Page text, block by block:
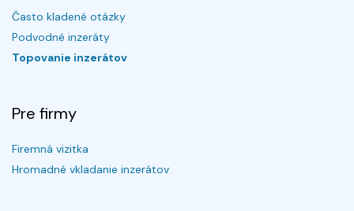
Často kladené otázky
Podvodné inzeráty
Topovanie inzerátov
Pre firmy
Firemná vizitka
Hromadné vkladanie inzerátov